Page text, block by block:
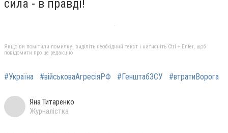
сила - в правді!
Якщо ви помітили помилку, виділіть необхідний текст і натисніть Ctrl + Enter, щоб
повідомити про це редакцію
#Україна #військоваАгресіяРФ #ГенштабЗСУ #втратиВорога
Яна Титаренко
Журналістка